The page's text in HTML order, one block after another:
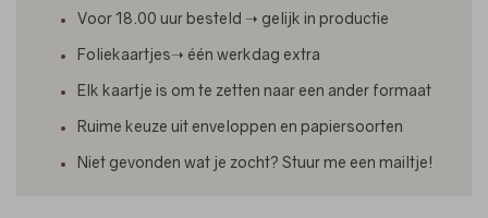
Voor 18.00 uur besteld ➝ gelijk in productie
Foliekaartjes➝ één werkdag extra
Elk kaartje is om te zetten naar een ander formaat
Ruime keuze uit enveloppen en papiersoorten
Niet gevonden wat je zocht? Stuur me een mailtje!